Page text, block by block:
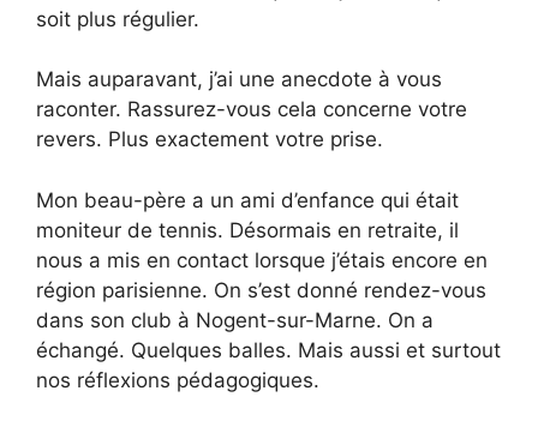
soit plus régulier.
Mais auparavant, j’ai une anecdote à vous
raconter. Rassurez-vous cela concerne votre
revers. Plus exactement votre prise.
Mon beau-père a un ami d’enfance qui était
moniteur de tennis. Désormais en retraite, il
nous a mis en contact lorsque j’étais encore en
région parisienne. On s’est donné rendez-vous
dans son club à Nogent-sur-Marne. On a
échangé. Quelques balles. Mais aussi et surtout
nos réflexions pédagogiques.